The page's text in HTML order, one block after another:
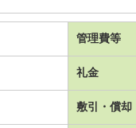
管理費等
礼金
敷引・償却